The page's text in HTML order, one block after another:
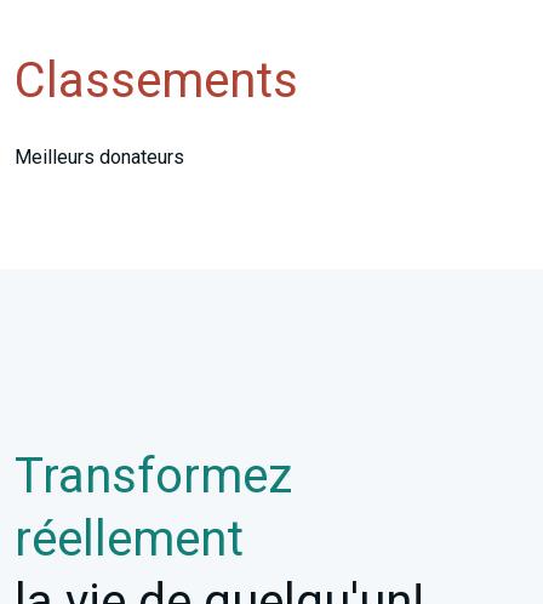
Classements
Meilleurs donateurs
Transformez
réellement